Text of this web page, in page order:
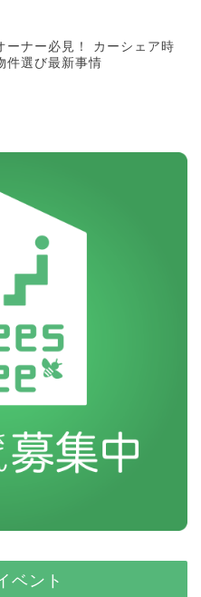
ーナー必見！ カーシェア時
件選び最新事情
ベント